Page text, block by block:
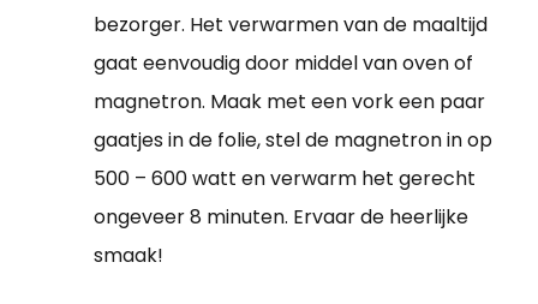
bezorger. Het verwarmen van de maaltijd
gaat eenvoudig door middel van oven of
magnetron. Maak met een vork een paar
gaatjes in de folie, stel de magnetron in op
500 – 600 watt en verwarm het gerecht
ongeveer 8 minuten. Ervaar de heerlijke
smaak!